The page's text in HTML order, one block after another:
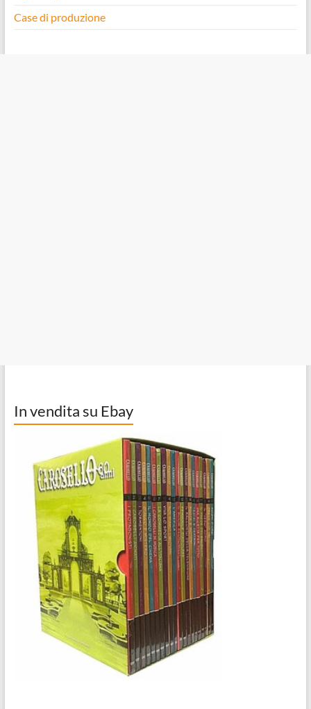
Case di produzione
In vendita su Ebay